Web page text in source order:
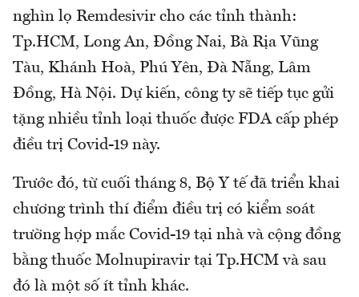
nghìn lọ Remdesivir cho các tỉnh thành:
Tp.HCM, Long An, Đồng Nai, Bà Rịa Vũng
Tàu, Khánh Hoà, Phú Yên, Đà Nẵng, Lâm
Đồng, Hà Nội. Dự kiến, công ty sẽ tiếp tục gửi
tặng nhiều tỉnh loại thuốc được FDA cấp phép
điều trị Covid-19 này.
Trước đó, từ cuối tháng 8, Bộ Y tế đã triển khai
chương trình thí điểm điều trị có kiểm soát
trường hợp mắc Covid-19 tại nhà và cộng đồng
bằng thuốc Molnupiravir tại Tp.HCM và sau
đó là một số ít tỉnh khác.